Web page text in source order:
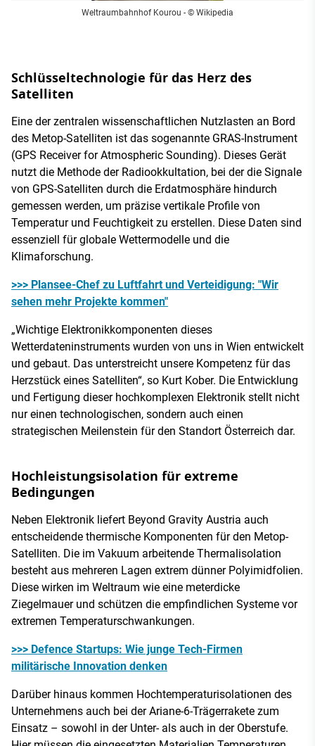
Weltraumbahnhof Kourou - © Wikipedia
Schlüsseltechnologie für das Herz des
Satelliten
Eine der zentralen wissenschaftlichen Nutzlasten an Bord
des Metop-Satelliten ist das sogenannte GRAS-Instrument
(GPS Receiver for Atmospheric Sounding). Dieses Gerät
nutzt die Methode der Radiookkultation, bei der die Signale
von GPS-Satelliten durch die Erdatmosphäre hindurch
gemessen werden, um präzise vertikale Profile von
Temperatur und Feuchtigkeit zu erstellen. Diese Daten sind
essenziell für globale Wettermodelle und die
Klimaforschung.
>>> Plansee-Chef zu Luftfahrt und Verteidigung: "Wir
sehen mehr Projekte kommen"
„Wichtige Elektronikkomponenten dieses
Wetterdateninstruments wurden von uns in Wien entwickelt
und gebaut. Das unterstreicht unsere Kompetenz für das
Herzstück eines Satelliten“, so Kurt Kober. Die Entwicklung
und Fertigung dieser hochkomplexen Elektronik stellt nicht
nur einen technologischen, sondern auch einen
strategischen Meilenstein für den Standort Österreich dar.
Hochleistungsisolation für extreme
Bedingungen
Neben Elektronik liefert Beyond Gravity Austria auch
entscheidende thermische Komponenten für den Metop-
Satelliten. Die im Vakuum arbeitende Thermalisolation
besteht aus mehreren Lagen extrem dünner Polyimidfolien.
Diese wirken im Weltraum wie eine meterdicke
Ziegelmauer und schützen die empfindlichen Systeme vor
extremen Temperaturschwankungen.
>>> Defence Startups: Wie junge Tech-Firmen
militärische Innovation denken
Darüber hinaus kommen Hochtemperaturisolationen des
Unternehmens auch bei der Ariane-6-Trägerrakete zum
Einsatz – sowohl in der Unter- als auch in der Oberstufe.